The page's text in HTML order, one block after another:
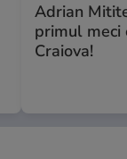
Adrian
primul meci
Craiova!